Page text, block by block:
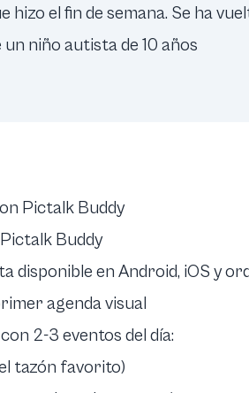
hizo el fin de semana. Se ha
un niño autista de 10 años
Pictalk Buddy
Buddy
disponible en Android, iOS y
agenda visual
2-3 eventos del día:
tazón favorito)